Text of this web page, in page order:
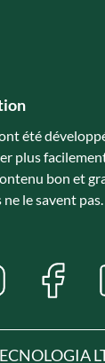
été
plus
bon et
le savent pas.